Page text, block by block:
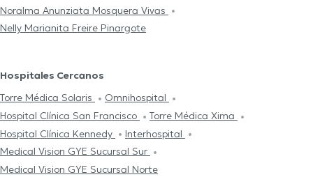
Noralma Anunziata Mosquera Vivas
Nelly Marianita Freire Pinargote
Hospitales Cercanos
Torre Médica Solaris
Omnihospital
Hospital Clínica San Francisco
Torre Médica Xima
Hospital Clínica Kennedy
Interhospital
Medical Vision GYE Sucursal Sur
Medical Vision GYE Sucursal Norte